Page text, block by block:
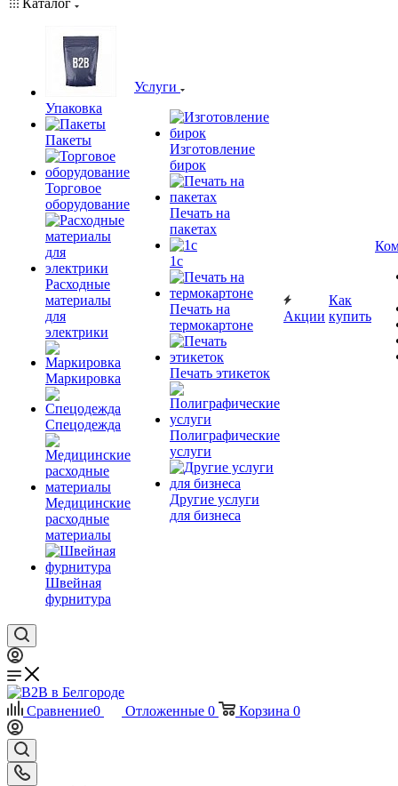
Каталог
Упаковка
Пакеты
Торговое
оборудование
Расходные
материалы
для
электрики
Маркировка
Спецодежда
Медицинские
расходные
материалы
Швейная
фурнитура
Услуги
Изготовление
бирок
Печать на
пакетах
1c
Печать на
термокартоне
Печать этикеток
Полиграфические
услуги
Другие услуги
для бизнеса
Акции
Как
купить
Сравнение0 Отложенные 0 Корзина 0